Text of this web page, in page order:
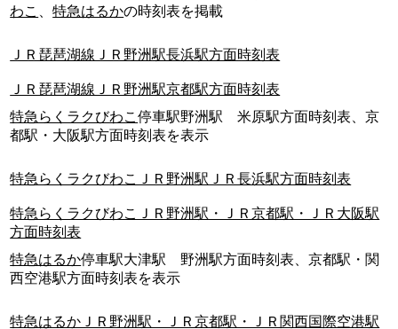
わこ
、特急はるかの時刻表を掲載
ＪＲ琵琶湖線ＪＲ野洲駅長浜駅方面時刻表
ＪＲ琵琶湖線ＪＲ野洲駅京都駅方面時刻表
特急らくラクびわこ停車駅野洲駅 米原駅方面時刻表、京
都駅・大阪駅方面時刻表を表示
特急らくラクびわこＪＲ野洲駅ＪＲ長浜駅方面時刻表
特急らくラクびわこＪＲ野洲駅・ＪＲ京都駅・ＪＲ大阪駅
方面時刻表
特急はるか停車駅大津駅 野洲駅方面時刻表、京都駅・関
西空港駅方面時刻表を表示
特急はるかＪＲ野洲駅・ＪＲ京都駅・ＪＲ関西国際空港駅